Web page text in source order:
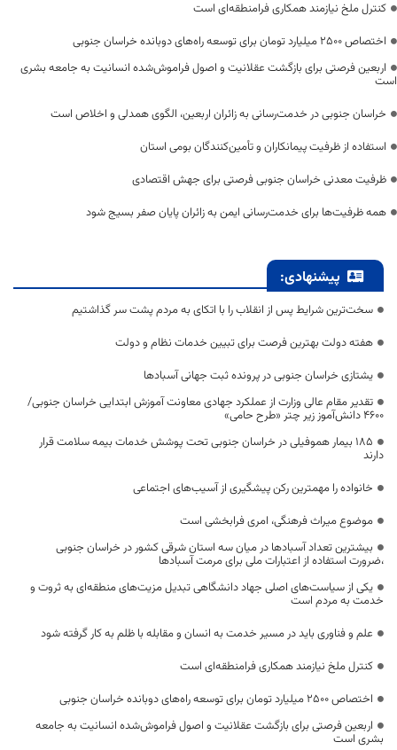
کنترل ملخ نیازمند همکاری فرامنطقه‌ای است
اختصاص 2500 میلیارد تومان برای توسعه راه‌های دوبانده خراسان جنوبی
اربعین فرصتی برای بازگشت عقلانیت و اصول فراموش‌شده انسانیت به جامعه بشری
است
خراسان جنوبی در خدمت‌رسانی به زائران اربعین، الگوی همدلی و اخلاص است
استفاده از ظرفیت پیمانکاران و تأمین‌کنندگان بومی استان
ظرفیت معدنی خراسان جنوبی فرصتی برای جهش اقتصادی
همه ظرفیت‌ها برای خدمت‌رسانی ایمن به زائران پایان صفر بسیج شود
پیشنهادی:
سخت‌ترین شرایط پس از انقلاب را با اتکای به مردم پشت سر گذاشتیم
هفته دولت بهترین فرصت برای تبیین خدمات نظام و دولت
یشتازی خراسان جنوبی در پرونده ثبت جهانی آسبادها
تقدیر مقام عالی وزارت از عملکرد جهادی معاونت آموزش ابتدایی خراسان جنوبی/
۴۶۰۰ دانش‌آموز زیر چتر «طرح حامی»
۱۸۵ بیمار هموفیلی در خراسان جنوبی تحت پوشش خدمات بیمه سلامت قرار
دارند
خانواده را مهمترین رکن پیشگیری از آسیب‌های اجتماعی
موضوع میراث فرهنگی، امری فرابخشی است
بیشترین تعداد آسبادها در میان سه استان شرقی کشور در خراسان جنوبی
،ضرورت استفاده از اعتبارات ملی برای مرمت آسبادها
یکی از سیاست‌های اصلی جهاد دانشگاهی تبدیل مزیت‌های منطقه‌ای به ثروت و
خدمت به مردم است
علم و فناوری باید در مسیر خدمت به انسان و مقابله با ظلم به کار گرفته شود
کنترل ملخ نیازمند همکاری فرامنطقه‌ای است
اختصاص 2500 میلیارد تومان برای توسعه راه‌های دوبانده خراسان جنوبی
اربعین فرصتی برای بازگشت عقلانیت و اصول فراموش‌شده انسانیت به جامعه
بشری است